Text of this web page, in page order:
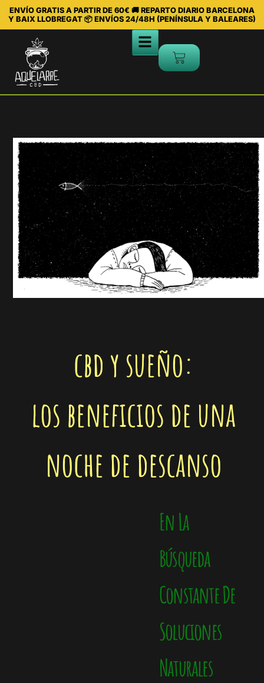
ENVÍO GRATIS A PARTIR DE 60€ 🚚 REPARTO DIARIO BARCELONA
Y BAIX LLOBREGAT 📦 ENVÍOS 24/48H (PENÍNSULA Y BALEARES)
cbd y sueño:
los beneficios de una
noche de descanso
En La
Búsqueda
Constante De
Soluciones
Naturales